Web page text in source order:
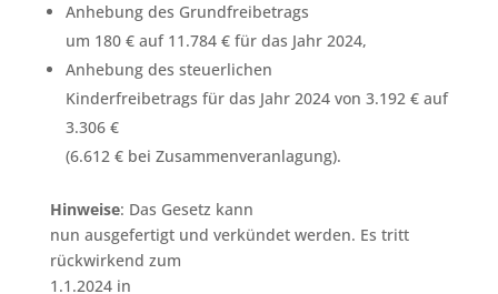
Anhebung des Grundfreibetrags
um 180 € auf 11.784 € für das Jahr 2024,
Anhebung des steuerlichen
Kinderfreibetrags für das Jahr 2024 von 3.192 € auf
3.306 €
(6.612 € bei Zusammenveranlagung).
Hinweise: Das Gesetz kann
nun ausgefertigt und verkündet werden. Es tritt
rückwirkend zum
1.1.2024 in